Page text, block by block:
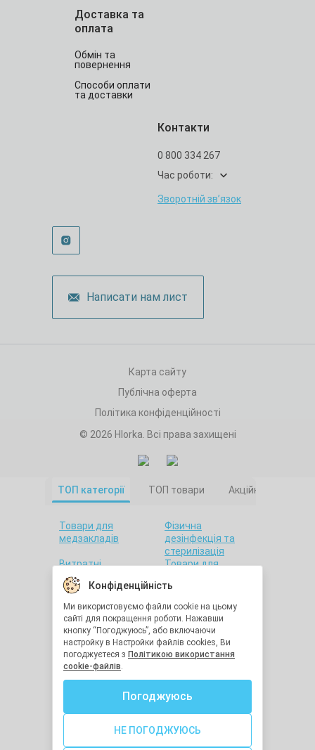
Написати нам лист
Доставка та
оплата
Обмін та
повернення
Способи оплати
та доставки
Контакти
0 800 334 267
Час роботи:
Зворотній зв’язок
Карта сайту
Публічна оферта
Політика конфіденційності
© 2026 Hlorka. Всі права захищені
Конфіденційність
Ми використовуємо файли cookie на цьому
сайті для покращення роботи. Нажавши
кнопку “Погоджуюсь”, або включаючи
настройку в Настройки файлів cookies, Ви
погоджуєтеся з Політикою використання
cookie-файлів.
Погоджуюсь
НЕ ПОГОДЖУЮСЬ
ТОП категорії ТОП товари Акційні товари
Товари для
медзакладів
Фізична
дезінфекція та
стерилізація
Витратні
матеріали
Товари для
Товари для дому
Санітарна гігієна
Товари для
стоматології
Товари для
лабораторій
Краса та здоров'я
Утилізація
медичних відходів
Засоби
індивідуального
захисту
Остання одиниця
дезінфекція та
стерилізація
обладнання
Медична техніка
Засоби реабілітації